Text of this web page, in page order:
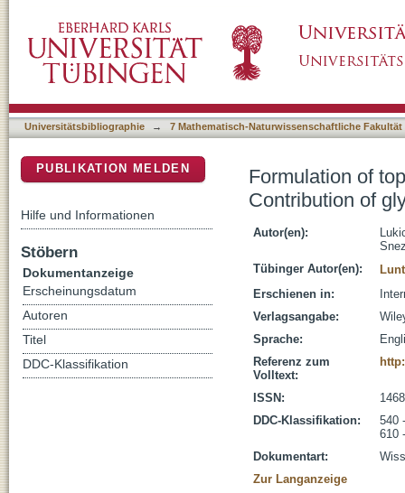
Universitätsbibliographie → 7 Mathematisch-Naturwissenschaftliche Fakultät
Formulation of
Contribution of
Autor(en):
Tübinger Autor(en):
Erschienen in:
Verlagsangabe:
Sprache:
Referenz zum
Volltext:
ISSN:
DDC-Klassifikation:
540
610
Dokumentart:
Zur Langanzeige
PUBLIKATION MELDEN
Hilfe und Informationen
Stöbern
Dokumentanzeige
Erscheinungsdatum
Autoren
Titel
DDC-Klassifikation